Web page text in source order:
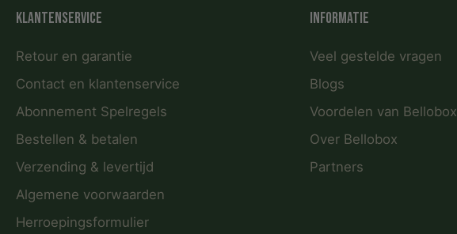
Klantenservice
Retour en garantie
Contact en klantenservice
Abonnement Spelregels
Bestellen & betalen
Verzending & levertijd
Algemene voorwaarden
Herroepingsformulier
Informatie
Veel gestelde vragen
Blogs
Voordelen van Bellobox
Over Bellobox
Partners